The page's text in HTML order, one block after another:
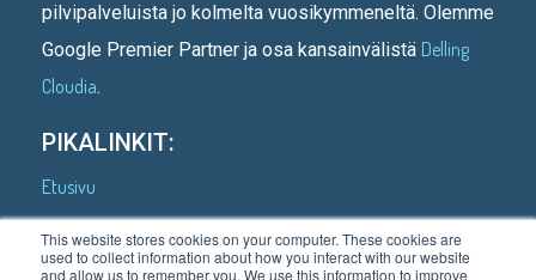
This website stores cookies on your computer. These cookies are
used to collect information about how you interact with our website
and allow us to remember you. We use this information to improve
pilvipalveluista jo kolmelta vuosikymmeneltä. Olemme
Google Premier Partner ja osa kansainvälistä Delling
Cloudia.
PIKALINKIT:
Etusivu
Kenelle teemme
Asiakastarinoita